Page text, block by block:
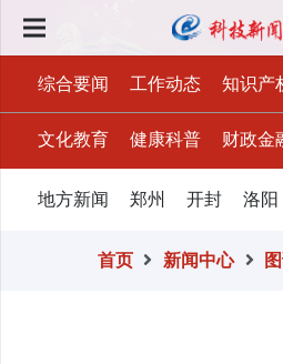
综合要闻 工作动态 知识产
文化教育 健康科普 财政金
地方新闻 郑州 开封 洛阳
首页 新闻中心